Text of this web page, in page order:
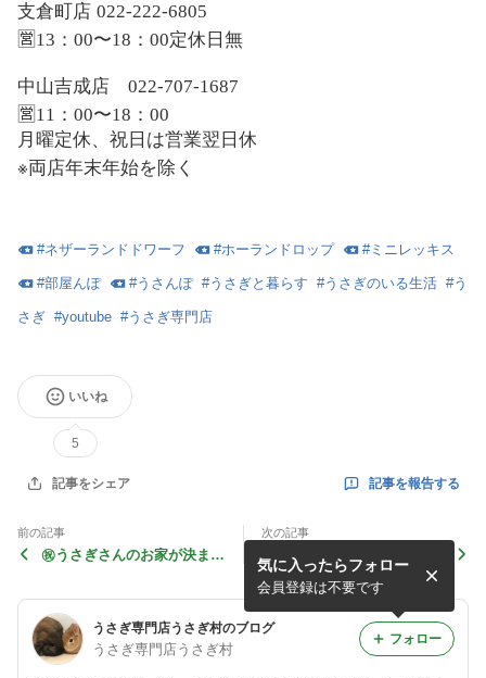
支倉町店 022-222-6805
🈺13：00〜18：00定休日無
中山吉成店 022-707-1687
🈺11：00〜18：00
月曜定休、祝日は営業翌日休
※両店年末年始を除く
#ネザーランドドワーフ #ホーランドロップ #ミニレッキス
#部屋んぽ #うさんぽ #うさぎと暮らす #うさぎのいる生活 #う
さぎ #youtube #うさぎ専門店
いいね
5
記事をシェア 記事を報告する
前の記事
㊗️うさぎさんのお家が決まり
次の記事
YouTube▶️動画UPしました‼️
うさぎ専門店うさぎ村のブログ
うさぎ専門店うさぎ村
気に入ったらフォロー
会員登録は不要です
フォロー